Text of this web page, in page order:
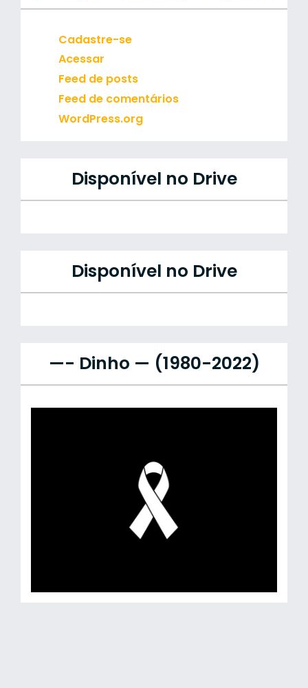
Cadastre-se
Acessar
Feed de posts
Feed de comentários
WordPress.org
Disponível no Drive
Disponível no Drive
—- Dinho — (1980-2022)